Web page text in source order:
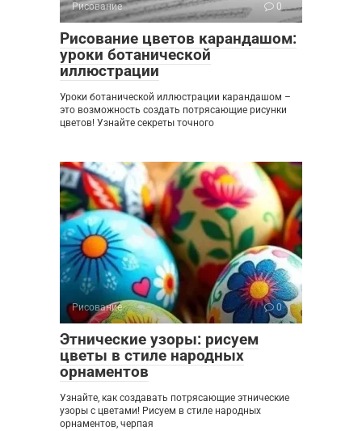
Рисование 0
Рисование цветов карандашом:
уроки ботанической
иллюстрации
Уроки ботанической иллюстрации карандашом –
это возможность создать потрясающие рисунки
цветов! Узнайте секреты точного
Рисование 0
Этнические узоры: рисуем
цветы в стиле народных
орнаментов
Узнайте, как создавать потрясающие этнические
узоры с цветами! Рисуем в стиле народных
орнаментов, черпая